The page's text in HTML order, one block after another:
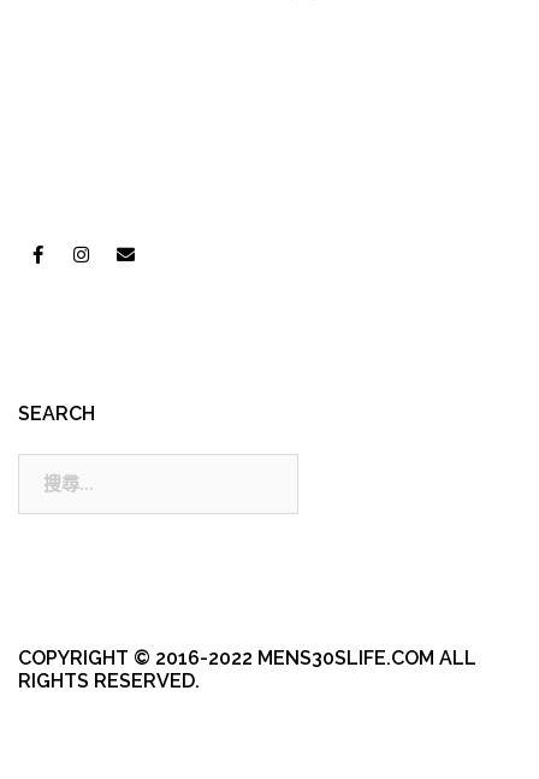
SEARCH
COPYRIGHT © 2016-2022 MENS30SLIFE.COM ALL
RIGHTS RESERVED.